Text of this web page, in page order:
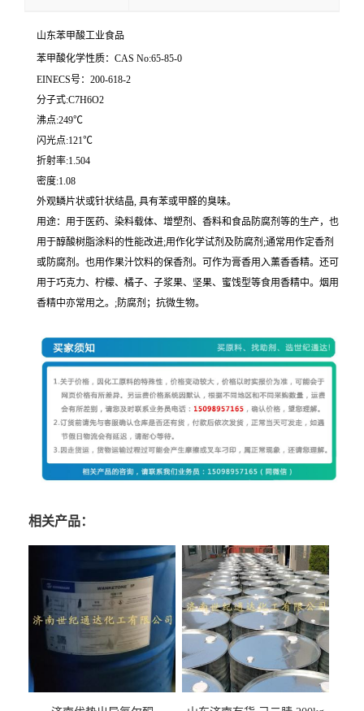
山东苯甲酸工业食品
苯甲酸化学性质：CAS No:65-85-0
EINECS号：200-618-2
分子式:C7H6O2
沸点:249℃
闪光点:121℃
折射率:1.504
密度:1.08
外观鳞片状或针状结晶, 具有苯或甲醛的臭味。
用途：用于医药、染料载体、增塑剂、香料和食品防腐剂等的生产，也
用于醇酸树脂涂料的性能改进;用作化学试剂及防腐剂;通常用作定香剂
或防腐剂。也用作果汁饮料的保香剂。可作为膏香用入薰香香精。还可
用于巧克力、柠檬、橘子、子浆果、坚果、蜜饯型等食用香精中。烟用
香精中亦常用之。;防腐剂；抗微生物。
相关产品：